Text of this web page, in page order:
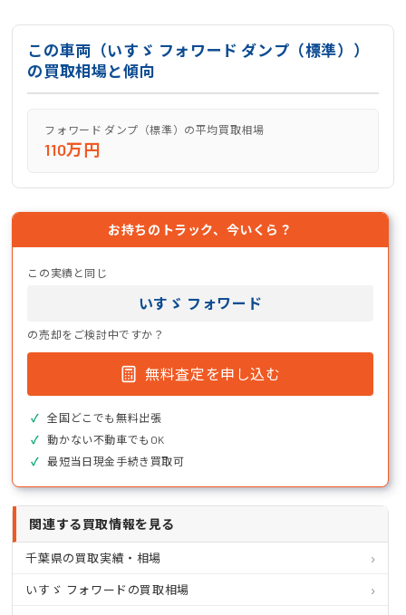
この車両（いすゞ フォワード ダンプ（標準））
の買取相場と傾向
フォワード ダンプ（標準）の平均買取相場
110万円
お持ちのトラック、今いくら？
この実績と同じ
いすゞ フォワード
の売却をご検討中ですか？
無料査定を申し込む
全国どこでも無料出張
動かない不動車でもOK
最短当日現金手続き買取可
関連する買取情報を見る
千葉県の買取実績・相場
いすゞ フォワードの買取相場